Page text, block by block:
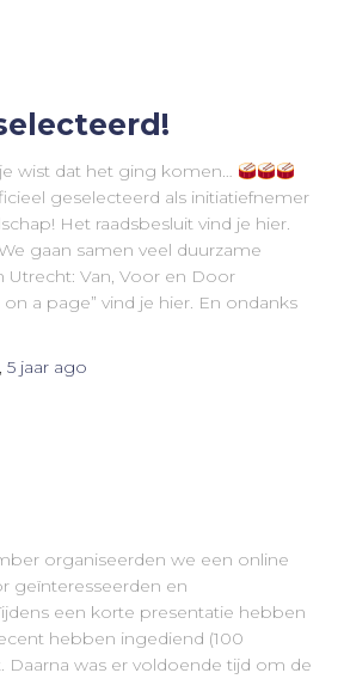
wist dat het ging komen…
geselecteerd als initiatiefnemer
Het raadsbesluit vind je hier.
gaan samen veel duurzame
Van, Voor en Door
a page” vind je hier. En ondanks
, 5 jaar ago
organiseerden we een online
geïnteresseerden en
een korte presentatie hebben
hebben ingediend (100
Daarna was er voldoende tijd om de